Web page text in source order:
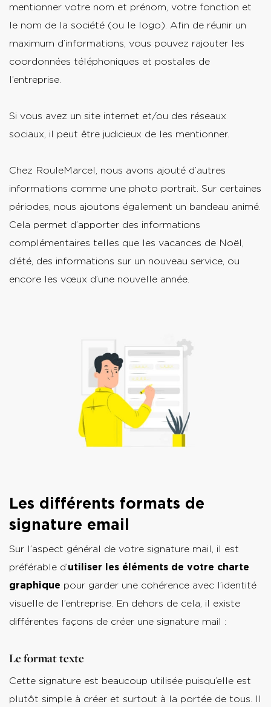
mentionner votre nom et prénom, votre fonction et
le nom de la société (ou le logo). Afin de réunir un
maximum d’informations, vous pouvez rajouter les
coordonnées téléphoniques et postales de
l’entreprise.
Si vous avez un site internet et/ou des réseaux
sociaux, il peut être judicieux de les mentionner.
Chez RouleMarcel, nous avons ajouté d’autres
informations comme une photo portrait. Sur certaines
périodes, nous ajoutons également un bandeau animé.
Cela permet d’apporter des informations
complémentaires telles que les vacances de Noël,
d’été, des informations sur un nouveau service, ou
encore les vœux d’une nouvelle année.
Les différents formats de
signature email
Sur l’aspect général de votre signature mail, il est
préférable d’utiliser les éléments de votre charte
graphique pour garder une cohérence avec l’identité
visuelle de l’entreprise. En dehors de cela, il existe
différentes façons de créer une signature mail :
Le format texte
Cette signature est beaucoup utilisée puisqu’elle est
plutôt simple à créer et surtout à la portée de tous. Il